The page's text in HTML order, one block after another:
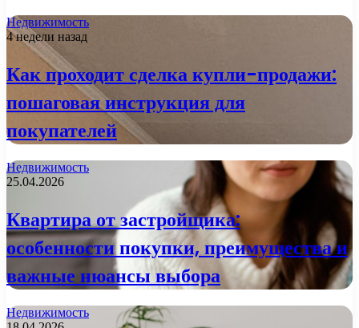
Недвижимость
4 недели назад
Как проходит сделка купли-продажи:
пошаговая инструкция для
покупателей
Недвижимость
25.04.2026
Квартира от застройщика:
особенности покупки, преимущества и
важные нюансы выбора
Недвижимость